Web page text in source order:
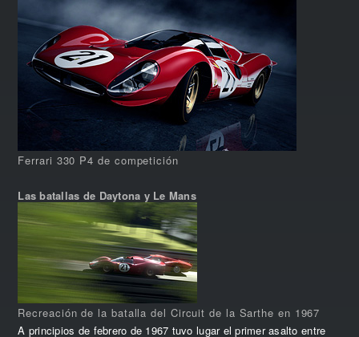
Ferrari 330 P4 de competición
Las batallas de Daytona y Le Mans
Recreación de la batalla del Circuit de la Sarthe en 1967
A principios de febrero de 1967 tuvo lugar el primer asalto entre